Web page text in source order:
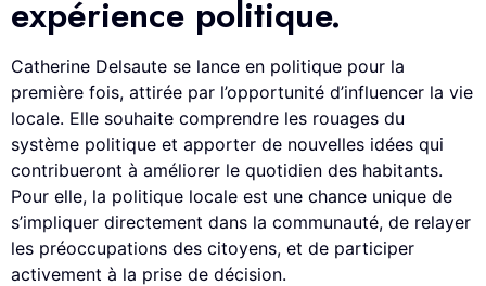
expérience politique.
Catherine Delsaute se lance en politique pour la
première fois, attirée par l’opportunité d’influencer la vie
locale. Elle souhaite comprendre les rouages du
système politique et apporter de nouvelles idées qui
contribueront à améliorer le quotidien des habitants.
Pour elle, la politique locale est une chance unique de
s’impliquer directement dans la communauté, de relayer
les préoccupations des citoyens, et de participer
activement à la prise de décision.